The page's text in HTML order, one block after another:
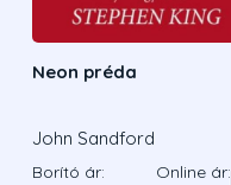
Neon préda
John Sandford
Borító ár: Online ár: